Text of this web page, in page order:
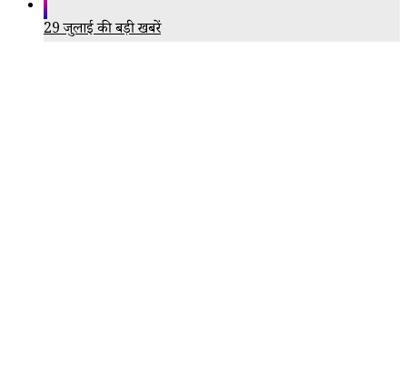
29 जुलाई की बड़ी खबरें